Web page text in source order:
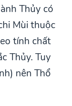
Thủy có
Mùi thuộc
tính chất
Thủy. Tuy
nên Thổ